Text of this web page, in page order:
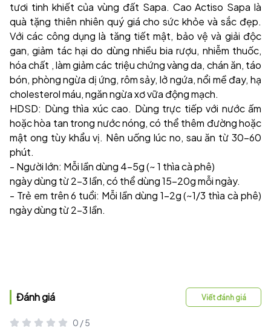
tươi tinh khiết của vùng đất Sapa. Cao Actiso Sapa là
quà tặng thiên nhiên quý giá cho sức khỏe và sắc đẹp.
Với các công dụng là tăng tiết mật, bảo vệ và giải độc
gan, giảm tác hại do dùng nhiều bia rượu, nhiễm thuốc,
hóa chất , làm giảm các triệu chứng vàng da, chán ăn, táo
bón, phòng ngừa dị ứng, rôm sảy, lở ngứa, nổi mề đay, hạ
cholesterol máu, ngăn ngừa xơ vữa động mạch.
HDSD: Dùng thìa xúc cao. Dùng trực tiếp với nước ấm
hoặc hòa tan trong nước nóng, có thể thêm đường hoặc
mật ong tùy khẩu vị. Nên uống lúc no, sau ăn từ 30-60
phút.
- Người lớn: Mỗi lần dùng 4-5g (~ 1 thìa cà phê)
ngày dùng từ 2-3 lần, có thể dùng 15-20g mỗi ngày.
- Trẻ em trên 6 tuổi: Mỗi lần dùng 1-2g (~1/3 thìa cà phê)
ngày dùng từ 2-3 lần.
Đánh giá Viết đánh giá
0 / 5